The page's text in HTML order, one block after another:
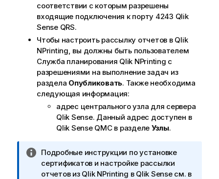
соответствии с которым разрешены
входящие подключения к порту 4243 Qlik
Sense QRS.
Чтобы настроить рассылку отчетов в Qlik
NPrinting, вы должны быть пользователем
Служба планирования Qlik NPrinting с
разрешениями на выполнение задач из
раздела Опубликовать. Также необходима
следующая информация:
адрес центрального узла для сервера
Qlik Sense. Данный адрес доступен в
Qlik SenseQMC в разделе Узлы.
П
р
и
Подробные инструкции по установке
сертификатов и настройке рассылки
отчетов из Qlik NPrinting в Qlik Senseсм. в